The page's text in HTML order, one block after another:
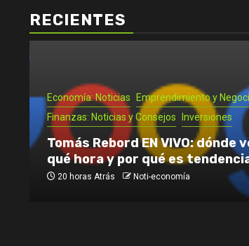
RECIENTES
Economía: Noticias
Emprendimiento y
Finanzas: Noticias y Consejos
Inversiones
Tomás Rebord EN VIVO: dónde
qué hora y por qué es
20 horas Atrás Noti-economía